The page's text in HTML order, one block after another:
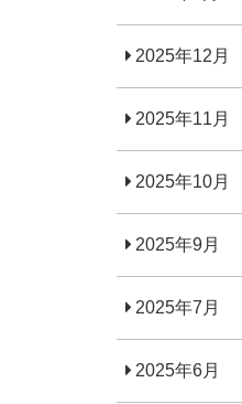
2025年12月
2025年11月
2025年10月
2025年9月
2025年7月
2025年6月